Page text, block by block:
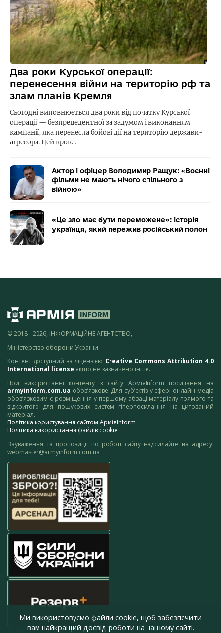
Два роки Курської операції:
перенесення війни на територію рф та
злам планів Кремля
Сьогодні виповнюється два роки від початку Курської
операції — безпрецедентної за задумом і виконанням
кампанії, яка перенесла бойові дії на територію держави-
агресора. Цей крок…
Актор і офіцер Володимир Ращук: «Воєнні
фільми не мають нічого спільного з
війною»
«Це зло має бути переможене»: історія
українця, який пережив російський полон
© 2018 - 2026, ІНФОРМАЦІЙНЕ АГЕНТСТВО,
Міністерство оборони України
Контент доступний за ліцензією Creative Commons Attribution 4.0
International license якщо не зазначено інше.
При використанні контенту з сайту АрміяInform посилання на
armyinform.com.ua обов’язкове. Для суб’єктів у сфері онлайн-медіа
обов’язковим є розміщення у першому абзаці матеріалу прямого та
відкритого для пошукових систем гіперпосилання на цитований
матеріал.
Політика користування сайтом АрміяInform
Політика використання файлів cookie
Зауваження та пропозиції по роботі сайту надсилайте на адресу:
webmaster@armyinform.com.ua
Ми використовуємо файли cookie, щоб забезпечити
вам найкращий досвід роботи на нашому сайті.